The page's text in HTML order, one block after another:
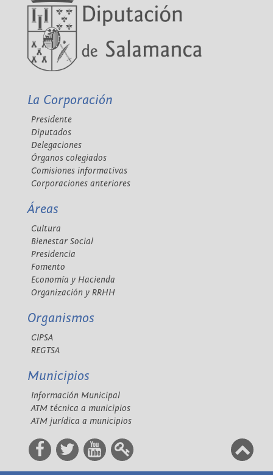
La Corporación
Presidente
Diputados
Delegaciones
Órganos colegiados
Comisiones informativas
Corporaciones anteriores
Áreas
Cultura
Bienestar Social
Presidencia
Fomento
Economía y Hacienda
Organización y RRHH
Organismos
CIPSA
REGTSA
Municipios
Información Municipal
ATM técnica a municipios
ATM jurídica a municipios